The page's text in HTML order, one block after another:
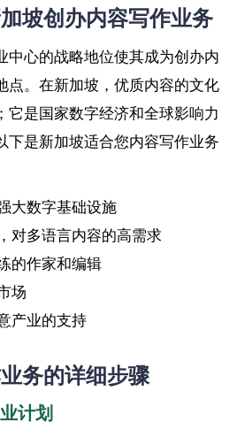
坡创办内容写作业务
中心的战略地位使其成为创办内
点。在新加坡，优质内容的文化
它是国家数字经济和全球影响力
下是新加坡适合您内容写作业务
大数字基础设施
对多语言内容的高需求
的作家和编辑
场
产业的支持
务的详细步骤
计划